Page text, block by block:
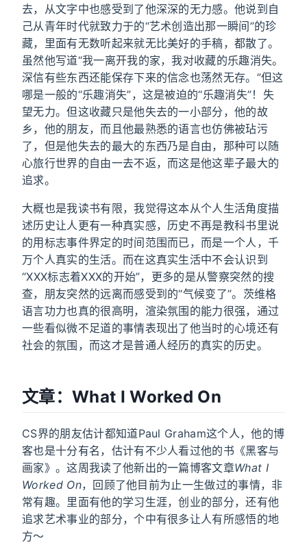
去，从文字中也感受到了他深深的无力感。他说到自
己从青年时代就致力于的“艺术创造出那一瞬间”的珍
藏，里面有无数听起来就无比美好的手稿，都散了。
虽然他写道“我一离开我的家，我对收藏的乐趣消失。
深信有些东西还能保存下来的信念也荡然无存。”但这
哪是一般的“乐趣消失”，这是被迫的“乐趣消失”！失
望无力。但这收藏只是他失去的一小部分，他的故
乡，他的朋友，而且他最熟悉的语言也仿佛被玷污
了，但是他失去的最大的东西乃是自由，那种可以随
心旅行世界的自由一去不返，而这是他这辈子最大的
追求。
大概也是我读书有限，我觉得这本从个人生活角度描
述历史让人更有一种真实感，历史不再是教科书里说
的用标志事件界定的时间范围而已，而是一个人，千
万个人真实的生活。而在这真实生活中不会认识到
“XXX标志着XXX的开始”，更多的是从警察突然的搜
查，朋友突然的远离而感受到的“气候变了”。茨维格
语言功力也真的很高明，渲染氛围的能力很强，通过
一些看似微不足道的事情表现出了他当时的心境还有
社会的氛围，而这才是普通人经历的真实的历史。
文章：What I Worked On
CS界的朋友估计都知道Paul Graham这个人，他的博
客也是十分有名，估计有不少人看过他的书《黑客与
画家》。这周我读了他新出的一篇博客文章What I
Worked On，回顾了他目前为止一生做过的事情，非
常有趣。里面有他的学习生涯，创业的部分，还有他
追求艺术事业的部分，个中有很多让人有所感悟的地
方～